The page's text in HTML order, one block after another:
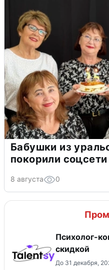
Бабушки из
покорили соцсети
8 августа 0
Психолог-
скидкой
До 31 декабря,